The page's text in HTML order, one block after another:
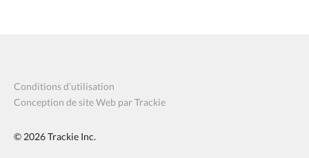
Conditions d’utilisation
Conception de site Web par Trackie
© 2026Trackie Inc.